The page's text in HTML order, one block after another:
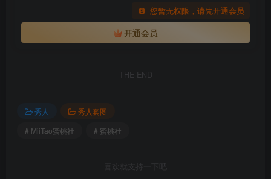
[MiiTao蜜桃社] 2017.02.27 VOL.053 ANNA
[MiiTao蜜桃社] 2017.02.20 VOL.052 伊素妍
[MiiTao蜜桃社] 2017.02.14 VOL.051 李宝宝
[MiiTao蜜桃社] 2017.01.24 VOL.049 李宝宝
[MiiTao蜜桃社] 2017.01.09 VOL.046 沁馨
[MiiTao蜜桃社] 2017.01.03 VOL.045 琳琳ailin
[MiiTao蜜桃社] 2016.12.21 VOL.043 Sukki
您暂无权限，请先开通会员
开通会员
THE END
秀人
秀人套图
# MiiTao蜜桃社
# 蜜桃社
喜欢就支持一下吧